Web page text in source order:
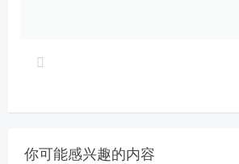
你可能感兴趣的内容